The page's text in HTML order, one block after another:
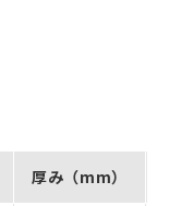
厚み（mm）